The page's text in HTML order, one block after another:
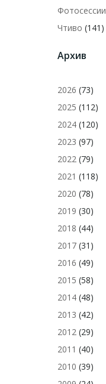
Фотосессии
Чтиво (141)
Архив
2026 (73)
2025 (112)
2024 (120)
2023 (97)
2022 (79)
2021 (118)
2020 (78)
2019 (30)
2018 (44)
2017 (31)
2016 (49)
2015 (58)
2014 (48)
2013 (42)
2012 (29)
2011 (40)
2010 (39)